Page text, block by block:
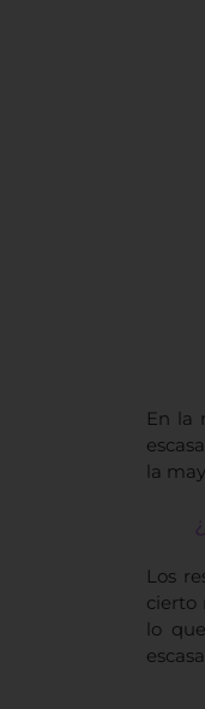
En la
la
Los
cierto
lo